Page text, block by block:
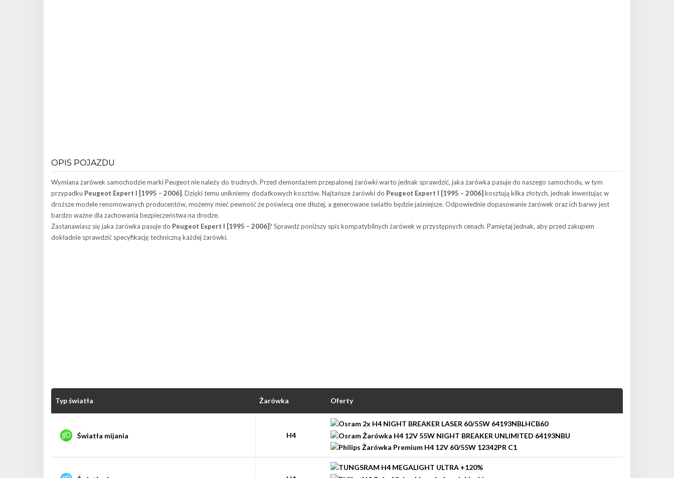
OPIS POJAZDU
Wymiana żarówek samochodzie marki Peugeot nie należy do trudnych. Przed demontażem przepalonej żarówki warto jednak sprawdzić, jaka żarówka pasuje do naszego samochodu, w tym
przypadku Peugeot Expert I [1995 – 2006]. Dzięki temu unikniemy dodatkowych kosztów. Najtańsze żarówki do Peugeot Expert I [1995 – 2006] kosztują kilka złotych, jednak inwestując w
droższe modele renomowanych producentów, możemy mieć pewność że poświecą one dłużej, a generowane światło będzie jaśniejsze. Odpowiednie dopasowanie żarówek oraz ich barwy jest
bardzo ważne dla zachowania bezpieczeństwa na drodze.
Zastanawiasz się jaka żarówka pasuje do Peugeot Expert I [1995 – 2006]? Sprawdź poniższy spis kompatybilnych żarówek w przystępnych cenach. Pamiętaj jednak, aby przed zakupem
dokładnie sprawdzić specyfikację techniczną każdej żarówki.
Typ światła Żarówka Oferty
Światła mijania H4